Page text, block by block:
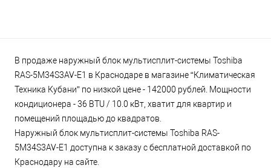
В продаже наружный блок мультисплит-системы Toshiba
RAS-5M34S3AV-E1 в Краснодаре в магазине “Климатическая
Техника Кубани” по низкой цене - 142000 рублей. Мощности
кондиционера - 36 BTU / 10.0 кВт, хватит для квартир и
помещений площадью до квадратов.
Наружный блок мультисплит-системы Toshiba RAS-
5M34S3AV-E1 доступна к заказу с бесплатной доставкой по
Краснодару на сайте.